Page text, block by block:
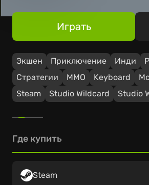
Экшен Приключение Инди
Стратегии
ММО Keyboard
Steam
Studio Wildcard Studio
Играть
Где купить
Steam